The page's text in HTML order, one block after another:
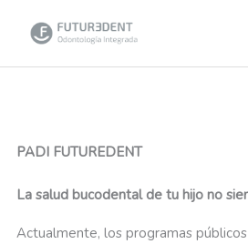
PADI FUTUREDENT
La salud bucodental de tu hijo no
Actualmente, los programas